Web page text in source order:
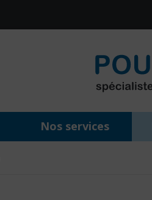
Nos services